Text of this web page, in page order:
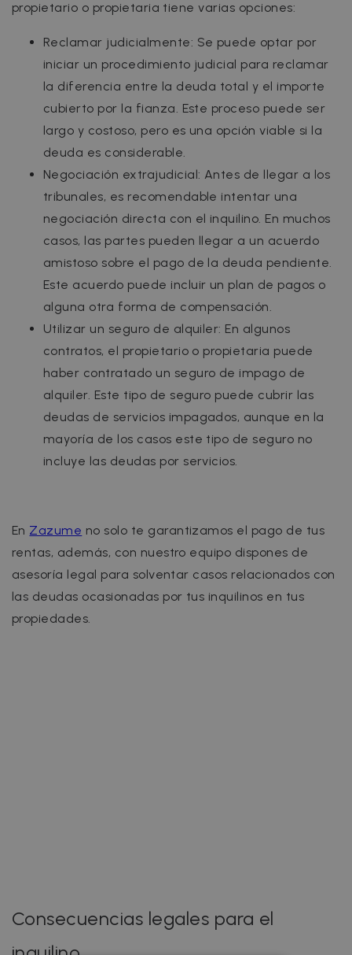
propietario o propietaria tiene varias opciones:
Reclamar judicialmente: Se puede optar por
iniciar un procedimiento judicial para reclamar
la diferencia entre la deuda total y el importe
cubierto por la fianza. Este proceso puede ser
largo y costoso, pero es una opción viable si la
deuda es considerable.
Negociación extrajudicial: Antes de llegar a los
tribunales, es recomendable intentar una
negociación directa con el inquilino. En muchos
casos, las partes pueden llegar a un acuerdo
amistoso sobre el pago de la deuda pendiente.
Este acuerdo puede incluir un plan de pagos o
alguna otra forma de compensación.
Utilizar un seguro de alquiler: En algunos
contratos, el propietario o propietaria puede
haber contratado un seguro de impago de
alquiler. Este tipo de seguro puede cubrir las
deudas de servicios impagados, aunque en la
mayoría de los casos este tipo de seguro no
incluye las deudas por servicios.
En Zazume no solo te garantizamos el pago de tus
rentas, además, con nuestro equipo dispones de
asesoría legal para solventar casos relacionados con
las deudas ocasionadas por tus inquilinos en tus
propiedades.
Consecuencias legales para el